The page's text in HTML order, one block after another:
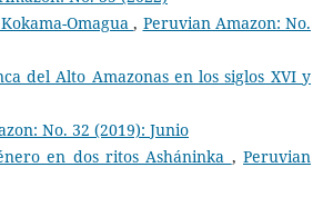
Omagua, Peruvian Amazon: No.
del Alto Amazonas en los siglos XVI y
No. 32 (2019): Junio
en dos ritos Asháninka ,Peruvian